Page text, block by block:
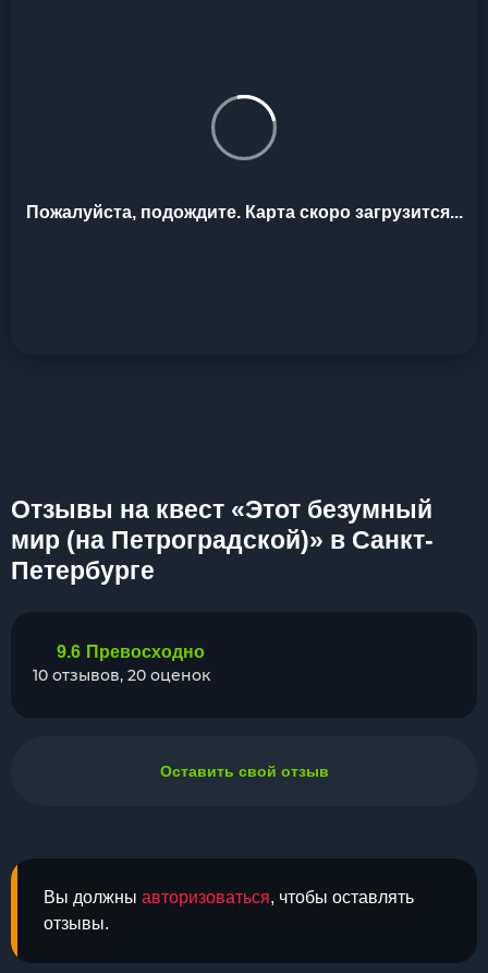
Пожалуйста, подождите. Карта скоро загрузится...
Отзывы на квест «Этот безумный
мир (на Петроградской)» в Санкт-
Петербурге
Вы должны авторизоваться, чтобы оставлять
отзывы.
9.6 Превосходно
10 отзывов, 20 оценок
Оставить свой отзыв